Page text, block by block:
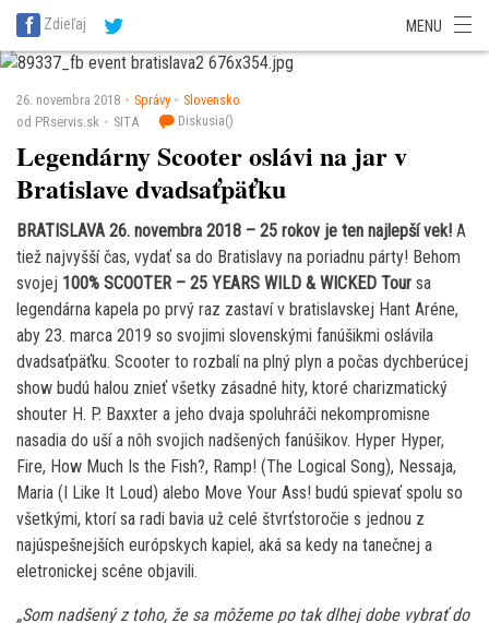
SITA Energetika
SITA Potravinárstvo
Zdieľaj MENU
26. novembra 2018 Správy
Slovensko
od PRservis.sk
SITA Diskusia()
Legendárny Scooter oslávi na jar v
Bratislave dvadsaťpäťku
BRATISLAVA 26. novembra 2018 – 25 rokov je ten najlepší vek! A
tiež najvyšší čas, vydať sa do Bratislavy na poriadnu párty! Behom
svojej 100% SCOOTER – 25 YEARS WILD & WICKED Tour sa
legendárna kapela po prvý raz zastaví v bratislavskej Hant Aréne,
aby 23. marca 2019 so svojimi slovenskými fanúšikmi oslávila
dvadsaťpäťku. Scooter to rozbalí na plný plyn a počas dychberúcej
show budú halou znieť všetky zásadné hity, ktoré charizmatický
shouter H. P. Baxxter a jeho dvaja spoluhráči nekompromisne
nasadia do uší a nôh svojich nadšených fanúšikov. Hyper Hyper,
Fire, How Much Is the Fish?, Ramp! (The Logical Song), Nessaja,
Maria (I Like It Loud) alebo Move Your Ass! budú spievať spolu so
všetkými, ktorí sa radi bavia už celé štvrťstoročie s jednou z
najúspešnejších európskych kapiel, aká sa kedy na tanečnej a
eletronickej scéne objavili.
„Som nadšený z toho, že sa môžeme po tak dlhej dobe vybrať do